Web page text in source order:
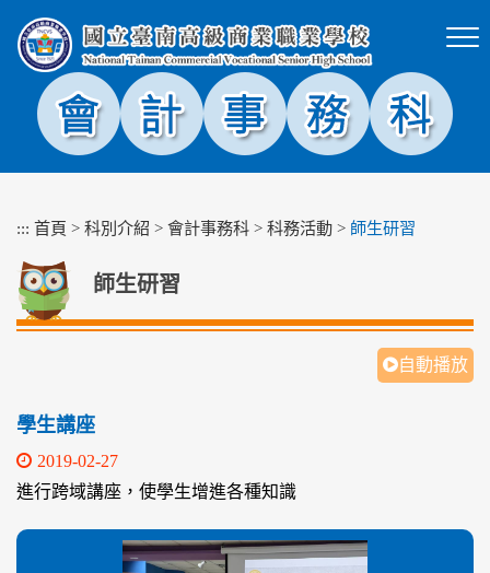
塊
::: 首頁 > 科別介紹 > 會計事務科 > 科務活動 > 師生研習
師生研習
自動播放
學生講座
2019-02-27
進行跨域講座，使學生增進各種知識